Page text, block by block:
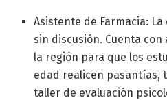
Asistente de Farmacia:
sin discusión. Cuenta
la región para que los
edad realicen pasantías,
taller de evaluación